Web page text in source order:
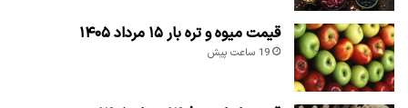
قیمت میوه و تره بار ۱۵ مرداد ۱۴۰۵
19 ساعت پیش